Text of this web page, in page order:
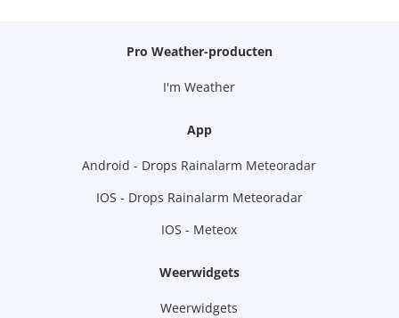
Pro Weather-producten
I'm Weather
App
Android - Drops Rainalarm Meteoradar
IOS - Drops Rainalarm Meteoradar
IOS - Meteox
Weerwidgets
Weerwidgets